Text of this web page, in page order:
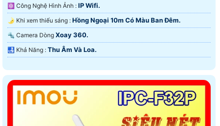
⚛️ Công Nghệ Hình Ảnh : IP Wifi.
🌛 Khi xem thiếu sáng : Hồng Ngoại 10m Có Màu Ban Ðêm.
🔩 Camera Dòng Xoay 360.
️🛃 Khả Năng : Thu Âm Và Loa.